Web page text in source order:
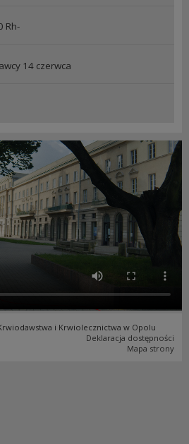
Rh-
14 czerwca
i Krwiolecznictwa w Opolu
Deklaracja dostępności
Mapa strony